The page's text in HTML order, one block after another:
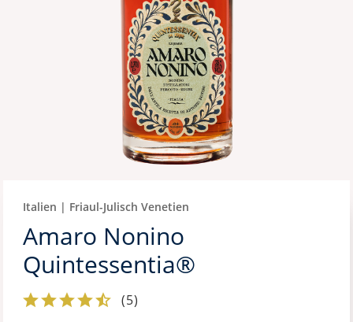
Italien | Friaul-Julisch Venetien
Amaro Nonino
Quintessentia®
(5)